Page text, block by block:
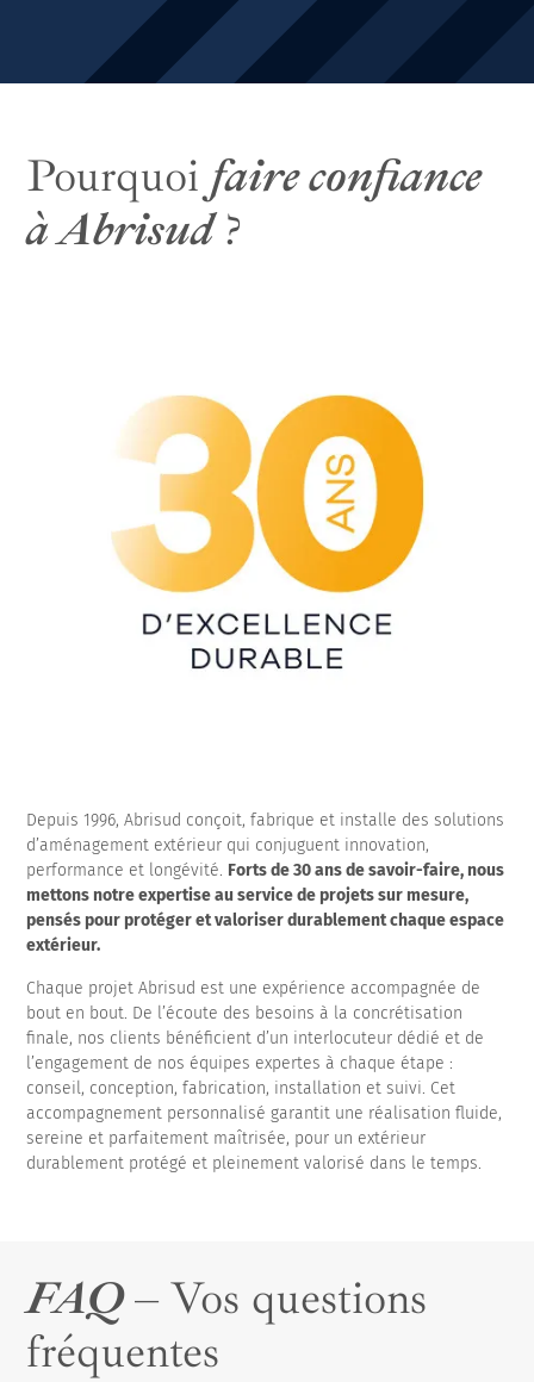
Pourquoi faire confiance
à Abrisud?
Depuis 1996, Abrisud conçoit, fabrique et installe des solutions
d’aménagement extérieur qui conjuguent innovation,
performance et longévité. Forts de 30 ans de savoir-faire, nous
mettons notre expertise au service de projets sur mesure,
pensés pour protéger et valoriser durablement chaque espace
extérieur.
Chaque projet Abrisud est une expérience accompagnée de
bout en bout. De l’écoute des besoins à la concrétisation
finale, nos clients bénéficient d’un interlocuteur dédié et de
l’engagement de nos équipes expertes à chaque étape :
conseil, conception, fabrication, installation et suivi. Cet
accompagnement personnalisé garantit une réalisation fluide,
sereine et parfaitement maîtrisée, pour un extérieur
durablement protégé et pleinement valorisé dans le temps.
FAQ– Vos questions
fréquentes